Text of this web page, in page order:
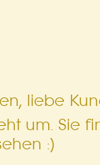
liebe
um. Sie
:)